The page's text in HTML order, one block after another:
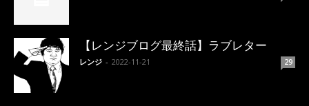
【レンジブログ最終話】ラブレター
レンジ - 2022-11-21 29